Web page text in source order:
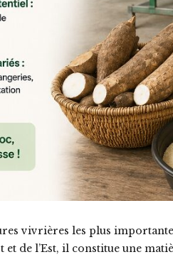
vivrières les plus
et de l’Est, il constitue une